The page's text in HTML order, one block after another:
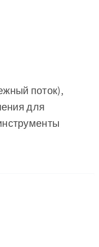
поток),
для